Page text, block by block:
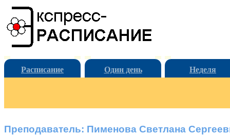
Расписание Один день Неделя
Преподаватель: Пименова Светлана